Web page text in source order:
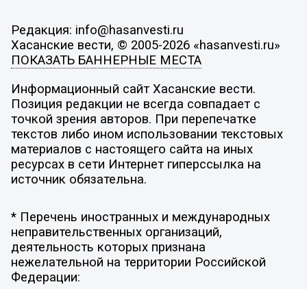
Редакция: info@hasanvesti.ru
Хасанские вести, © 2005-2026 «hasanvesti.ru»
ПОКАЗАТЬ БАННЕРНЫЕ МЕСТА
Информационный сайт Хасанские вести.
Позиция редакции не всегда совпадает с
точкой зрения авторов. При перепечатке
текстов либо ином использовании текстовых
материалов с настоящего сайта на иных
ресурсах в сети Интернет гиперссылка на
источник обязательна.
* Перечень иностранных и международных
неправительственных организаций,
деятельность которых признана
нежелательной на территории Российской
Федерации: